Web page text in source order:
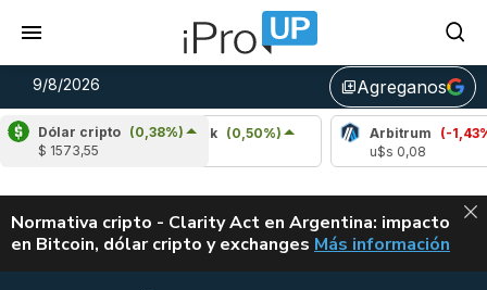
9/8/2026 library_addAgreganos
Dólar cripto (0,38%)
$ 1573,55
Chainlink (0,50%)
Arbitrum (-1,43%)
u$s 0,08
ALERTA
Normativa cripto - Clarity Act en Argentina: impacto
en Bitcoin, dólar cripto y exchanges CLARITY ACT EN
Más información